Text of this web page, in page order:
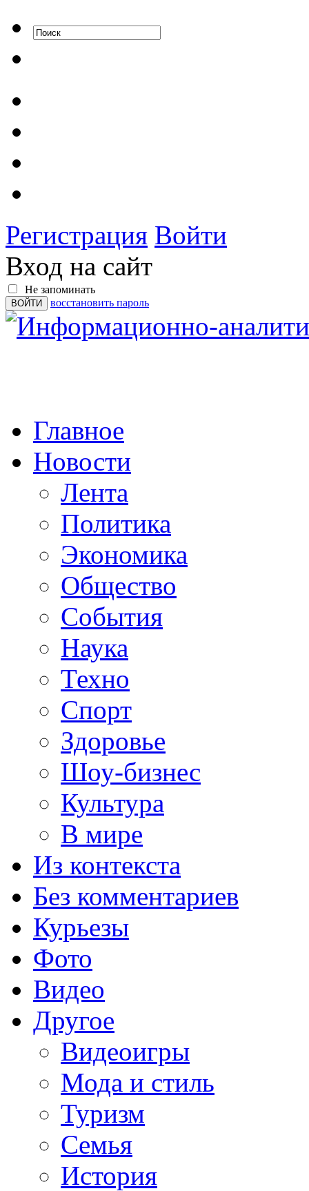
Регистрация Войти
Вход на сайт
Не запоминать
восстановить пароль
Главное
Новости
Лента
Политика
Экономика
Общество
События
Наука
Техно
Спорт
Здоровье
Шоу-бизнес
Культура
В мире
Из контекста
Без комментариев
Курьезы
Фото
Видео
Другое
Видеоигры
Мода и стиль
Туризм
Семья
История